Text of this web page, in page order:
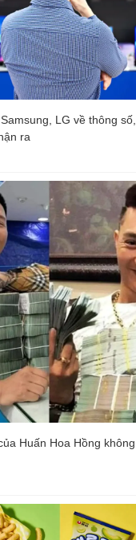
LG về thông
ra
Huấn Hoa Hồng